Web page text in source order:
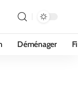
Déménager